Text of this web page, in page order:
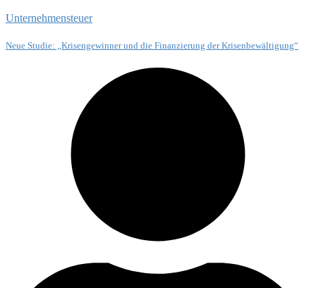
Unternehmensteuer
Neue Studie: „Krisengewinner und die Finanzierung der Krisenbewältigung“